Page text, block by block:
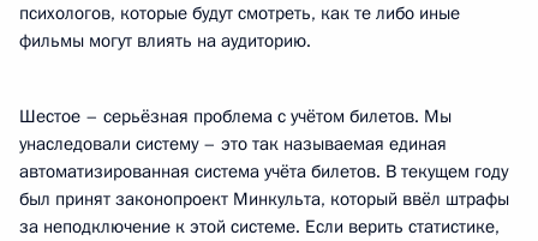
психологов, которые будут смотреть, как те либо иные
фильмы могут влиять на аудиторию.
Шестое – серьёзная проблема с учётом билетов. Мы
унаследовали систему – это так называемая единая
автоматизированная система учёта билетов. В текущем году
был принят законопроект Минкульта, который ввёл штрафы
за неподключение к этой системе. Если верить статистике,